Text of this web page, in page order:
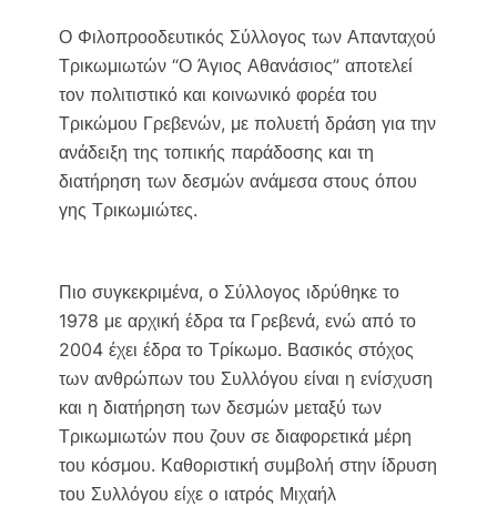
c
o
o
k
t
e
r
a
y
i
n
k
Ο Φιλοπροοδευτικός Σύλλογος των Απανταχού
Τρικωμιωτών “Ο Άγιος Αθανάσιος” αποτελεί
τον πολιτιστικό και κοινωνικό φορέα του
Τρικώμου Γρεβενών, με πολυετή δράση για την
ανάδειξη της τοπικής παράδοσης και τη
διατήρηση των δεσμών ανάμεσα στους όπου
γης Τρικωμιώτες.
Πιο συγκεκριμένα, ο Σύλλογος ιδρύθηκε το
1978 με αρχική έδρα τα Γρεβενά, ενώ από το
2004 έχει έδρα το Τρίκωμο. Βασικός στόχος
των ανθρώπων του Συλλόγου είναι η ενίσχυση
και η διατήρηση των δεσμών μεταξύ των
Τρικωμιωτών που ζουν σε διαφορετικά μέρη
του κόσμου. Καθοριστική συμβολή στην ίδρυση
του Συλλόγου είχε ο ιατρός Μιχαήλ